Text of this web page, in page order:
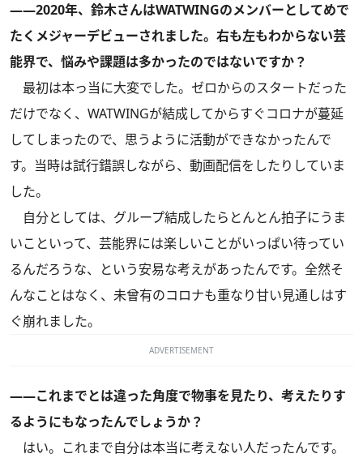
――2020年、鈴木さんはWATWINGのメンバーとしてめで
たくメジャーデビューされました。右も左もわからない芸
能界で、悩みや課題は多かったのではないですか？
最初は本っ当に大変でした。ゼロからのスタートだった
だけでなく、WATWINGが結成してからすぐコロナが蔓延
してしまったので、思うように活動ができなかったんで
す。当時は試行錯誤しながら、動画配信をしたりしていま
した。
自分としては、グループ結成したらとんとん拍子にうま
いこといって、芸能界には楽しいことがいっぱい待ってい
るんだろうな、という安易な考えがあったんです。全然そ
んなことはなく、未曾有のコロナも重なり甘い見通しはす
ぐ崩れました。
ADVERTISEMENT
――これまでとは違った角度で物事を見たり、考えたりす
るようにもなったんでしょうか？
はい。これまで自分は本当に考えない人だったんです。